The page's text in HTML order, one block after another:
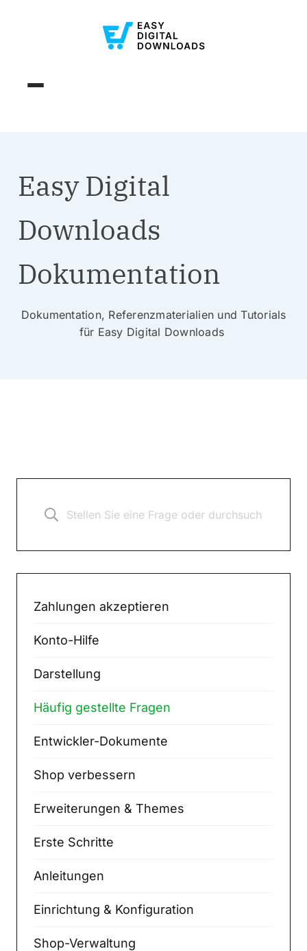
Easy Digital
Downloads
Dokumentation
Dokumentation, Referenzmaterialien und Tutorials
für Easy Digital Downloads
Zahlungen akzeptieren
Konto-Hilfe
Darstellung
Häufig gestellte Fragen
Entwickler-Dokumente
Shop verbessern
Erweiterungen & Themes
Erste Schritte
Anleitungen
Einrichtung & Konfiguration
Shop-Verwaltung